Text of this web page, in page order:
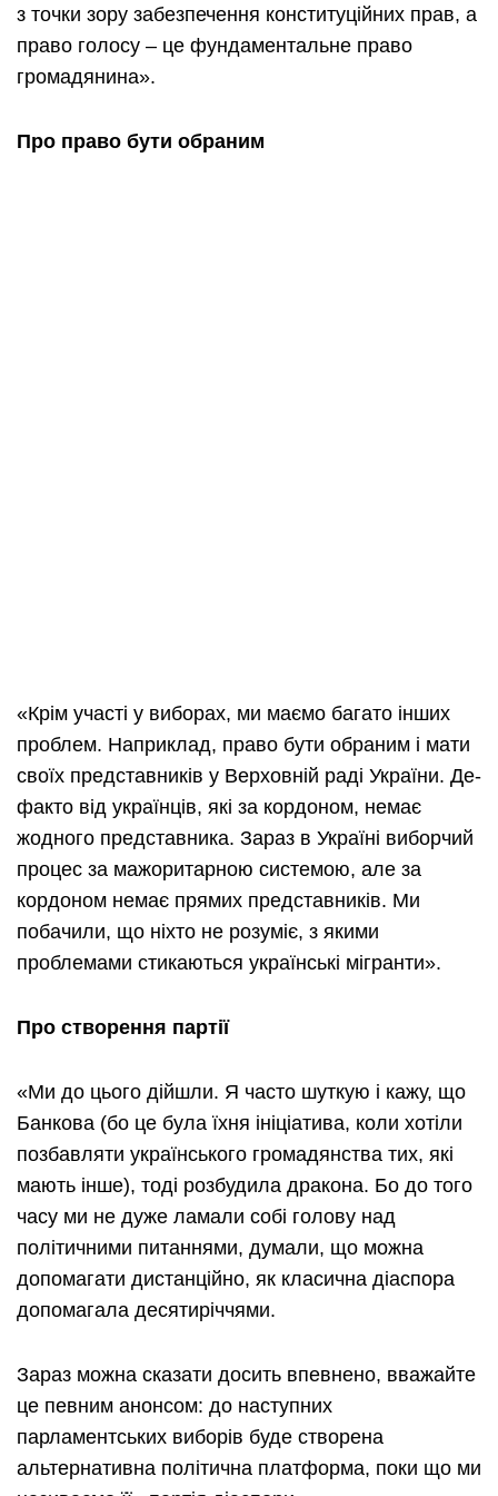
з точки зору забезпечення конституційних прав, а
право голосу – це фундаментальне право
громадянина».
Про право бути обраним
«Крім участі у виборах, ми маємо багато інших
проблем. Наприклад, право бути обраним і мати
своїх представників у Верховній раді України. Де-
факто від українців, які за кордоном, немає
жодного представника. Зараз в Україні виборчий
процес за мажоритарною системою, але за
кордоном немає прямих представників. Ми
побачили, що ніхто не розуміє, з якими
проблемами стикаються українські мігранти».
Про створення партії
«Ми до цього дійшли. Я часто шуткую і кажу, що
Банкова (бо це була їхня ініціатива, коли хотіли
позбавляти українського громадянства тих, які
мають інше), тоді розбудила дракона. Бо до того
часу ми не дуже ламали собі голову над
політичними питаннями, думали, що можна
допомагати дистанційно, як класична діаспора
допомагала десятиріччями.
Зараз можна сказати досить впевнено, вважайте
це певним анонсом: до наступних
парламентських виборів буде створена
альтернативна політична платформа, поки що ми